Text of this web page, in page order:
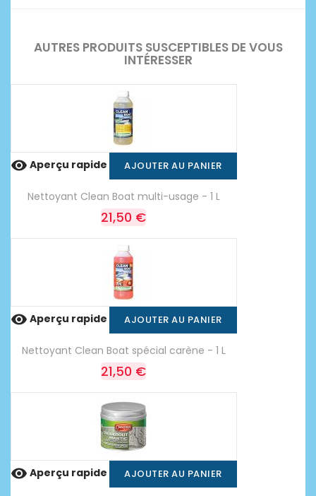
AUTRES PRODUITS SUSCEPTIBLES DE VOUS
INTÉRESSER
 Aperçu rapide AJOUTER AU PANIER
Nettoyant Clean Boat multi-usage - 1 L
21,50 €
 Aperçu rapide AJOUTER AU PANIER
Nettoyant Clean Boat spécial carène - 1 L
21,50 €
 Aperçu rapide AJOUTER AU PANIER